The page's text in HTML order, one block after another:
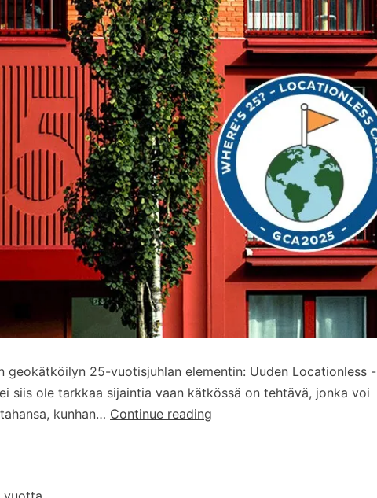
geokätköilyn 25-vuotisjuhlan elementin: Uuden Locationless -
siis ole tarkkaa sijaintia vaan kätkössä on tehtävä, jonka voi
kunhan… Continue reading